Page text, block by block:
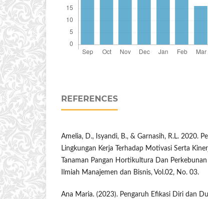
REFERENCES
Amelia, D., Isyandi, B., & Garnasih, R.L. 2020.
Lingkungan Kerja Terhadap Motivasi Serta
Tanaman Pangan Hortikultura Dan
Ilmiah Manajemen dan Bisnis, Vol.02, No. 03.
Ana Maria. (2023). Pengaruh Efikasi Diri dan